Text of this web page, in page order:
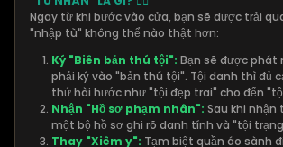
Ngay từ khi bước vào cửa, bạn sẽ được trải
"nhập tù" không thể nào thật hơn:
Ký "Biên bản thú tội": Bạn sẽ được phát
phải ký vào "bản thú tội". Tội danh thì đủ
thứ hài hước như "tội đẹp trai" cho đến
Nhận "Hồ sơ phạm nhân": Sau khi nhận
một bộ hồ sơ ghi rõ danh tính và "tội
Thay "Xiêm y": Tạm biệt quần áo sành